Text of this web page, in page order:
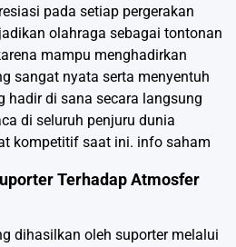
pada setiap pergerakan
olahraga sebagai tontonan
mampu menghadirkan
sangat nyata serta menyentuh
hadir di sana secara langsung
di seluruh penjuru dunia
kompetitif saat ini. info saham
Terhadap Atmosfer
dihasilkan oleh suporter melalui